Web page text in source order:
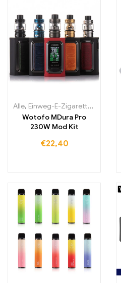
Alle, Einweg-E-Zigaretten Irland
Wotofo MDura Pro
230W Mod Kit
€22,40